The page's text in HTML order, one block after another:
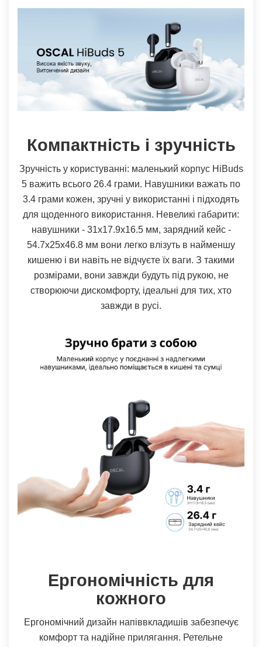
Компактність і зручність
Зручність у користуванні: маленький корпус HiBuds
5 важить всього 26.4 грами. Навушники важать по
3.4 грами кожен, зручні у використанні і підходять
для щоденного використання. Невеликі габарити:
навушники - 31х17.9х16.5 мм, зарядний кейс -
54.7х25х46.8 мм вони легко влізуть в найменшу
кишеню і ви навіть не відчуєте їх ваги. З такими
розмірами, вони завжди будуть під рукою, не
створюючи дискомфорту, ідеальні для тих, хто
завжди в русі.
Ергономічність для
кожного
Ергономічний дизайн напіввкладишів забезпечує
комфорт та надійне прилягання. Ретельне